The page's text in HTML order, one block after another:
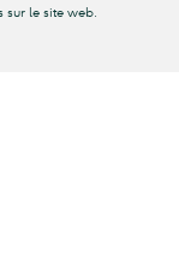
sur le site web.